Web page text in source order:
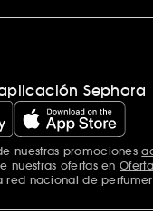
Sephora
Sephora
nuestras promociones
nuestras ofertas en
red nacional de